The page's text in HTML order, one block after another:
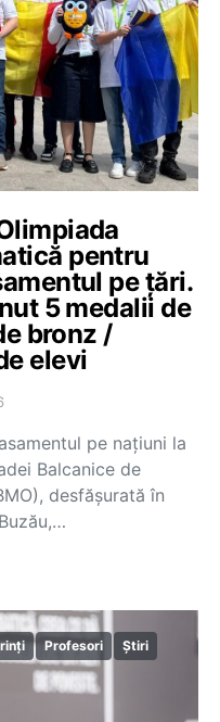
pentru
pe țări.
5 medalii de
bronz /
elevi
pe națiuni la
Balcanice de
desfășurată în
Profesori Știri